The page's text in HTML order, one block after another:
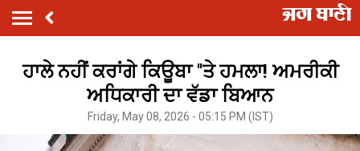
ਹਾਲੇ ਨਹੀਂ ਕਰਾਂਗੇ ਕਿਊਬਾ ''ਤੇ ਹਮਲਾ! ਅਮਰੀਕੀ
ਅਧਿਕਾਰੀ ਦਾ ਵੱਡਾ ਬਿਆਨ
Friday, May 08, 2026 - 05:15 PM (IST)